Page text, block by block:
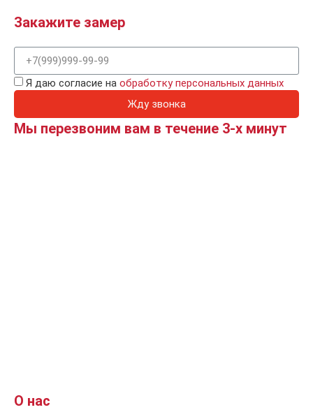
Закажите замер
Я даю согласие на обработку персональных данных
Жду звонка
Мы перезвоним вам в течение 3-х минут
О нас